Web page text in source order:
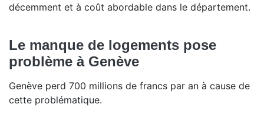
décemment et à coût abordable dans le département.
Le manque de logements pose
problème à Genève
Genève perd 700 millions de francs par an à cause de
cette problématique.